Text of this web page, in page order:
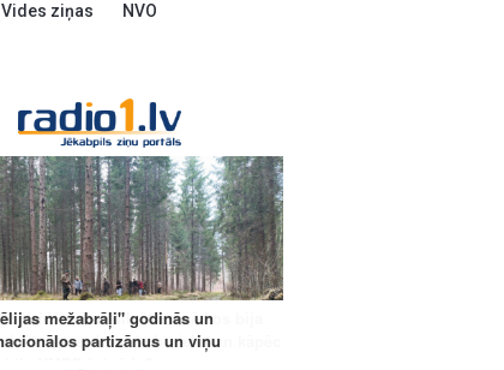
Vides ziņas NVO